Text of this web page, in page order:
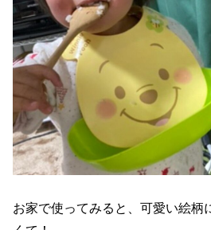
お家で使ってみると、可愛い絵柄